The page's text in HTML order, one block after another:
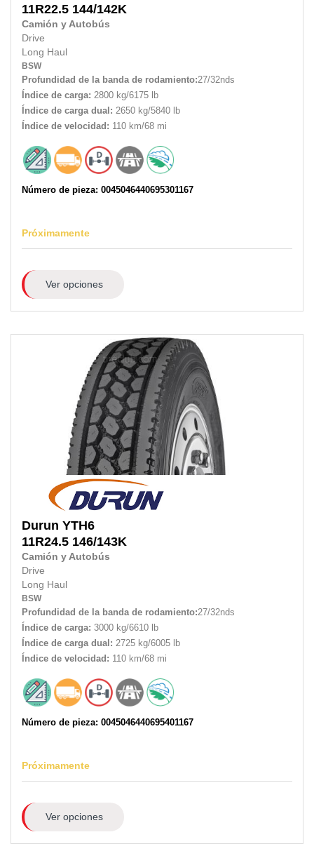
11R22.5 144/142K
Camión y Autobús
Drive
Long Haul
BSW
Profundidad de la banda de rodamiento:27/32nds
Índice de carga: 2800 kg/6175 lb
Índice de carga dual: 2650 kg/5840 lb
Índice de velocidad: 110 km/68 mi
Número de pieza: 0045046440695301167
Próximamente
Ver opciones
Durun YTH6
11R24.5 146/143K
Camión y Autobús
Drive
Long Haul
BSW
Profundidad de la banda de rodamiento:27/32nds
Índice de carga: 3000 kg/6610 lb
Índice de carga dual: 2725 kg/6005 lb
Índice de velocidad: 110 km/68 mi
Número de pieza: 0045046440695401167
Próximamente
Ver opciones